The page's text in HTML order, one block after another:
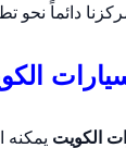
دائماً نحو
الكويت يمكنه